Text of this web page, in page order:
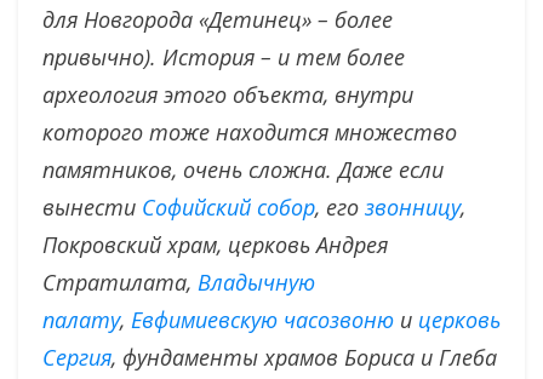
для Новгорода «Детинец» – более
привычно). История – и тем более
археология этого объекта, внутри
которого тоже находится множество
памятников, очень сложна. Даже если
вынести Софийский собор, его звонницу,
Покровский храм, церковь Андрея
Стратилата, Владычную
палату, Евфимиевскую часозвоню и церковь
Сергия, фундаменты храмов Бориса и Глеба